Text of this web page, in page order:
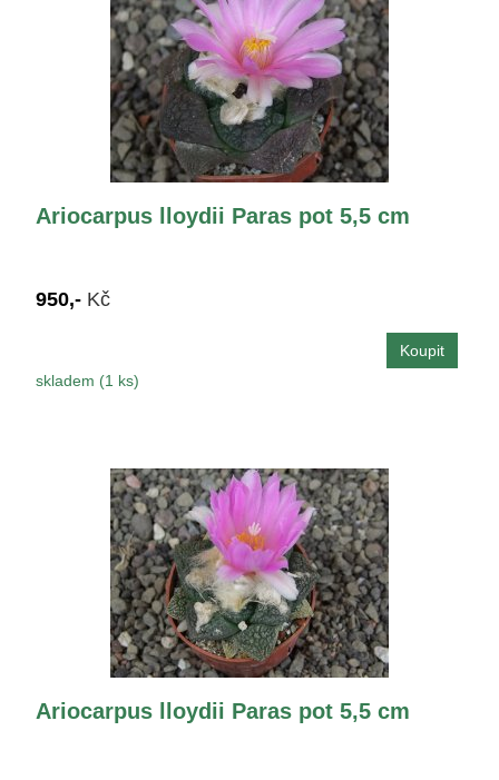
Ariocarpus lloydii Paras pot 5,5 cm
950,- Kč
skladem (1 ks)
Ariocarpus lloydii Paras pot 5,5 cm